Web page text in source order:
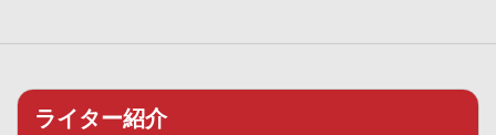
ライター紹介